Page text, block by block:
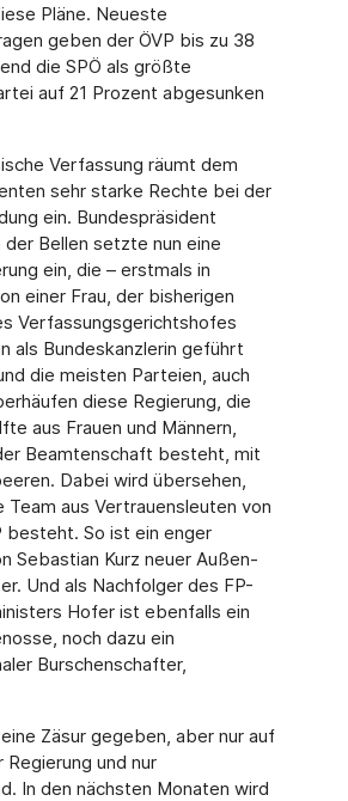
Pläne. Neueste
geben der ÖVP bis zu 38
die SPÖ als größte
auf 21 Prozent abgesunken
Verfassung räumt dem
sehr starke Rechte bei der
ein. Bundespräsident
der Bellen setzte nun eine
ein, die – erstmals in
einer Frau, der bisherigen
Verfassungsgerichtshofes
als Bundeskanzlerin geführt
die meisten Parteien, auch
diese Regierung, die
aus Frauen und Männern,
Beamtenschaft besteht, mit
Dabei wird übersehen,
Team aus Vertrauensleuten von
besteht. So ist ein enger
Sebastian Kurz neuer Außen-
Und als Nachfolger des FP-
Hofer ist ebenfalls ein
noch dazu ein
Burschenschafter,
Zäsur gegeben, aber nur auf
und nur
In den nächsten Monaten wird